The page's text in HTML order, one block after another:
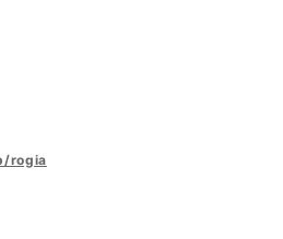
rogia